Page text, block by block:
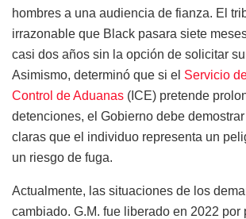
hombres a una audiencia de fianza. El
irrazonable que Black pasara siete
casi dos años sin la opción de solicitar
Asimismo, determinó que si el Servicio
Control de Aduanas (ICE) pretende
detenciones, el Gobierno debe
claras que el individuo representa un
un riesgo de fuga.
Actualmente, las situaciones de los
cambiado. G.M. fue liberado en 2022 por